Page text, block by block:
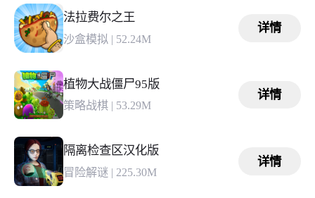
法拉费尔之王
沙盒模拟 | 52.24M
详情
植物大战僵尸95版
策略战棋| 53.29M
详情
隔离检查区汉化版
冒险解谜 | 225.30M
详情